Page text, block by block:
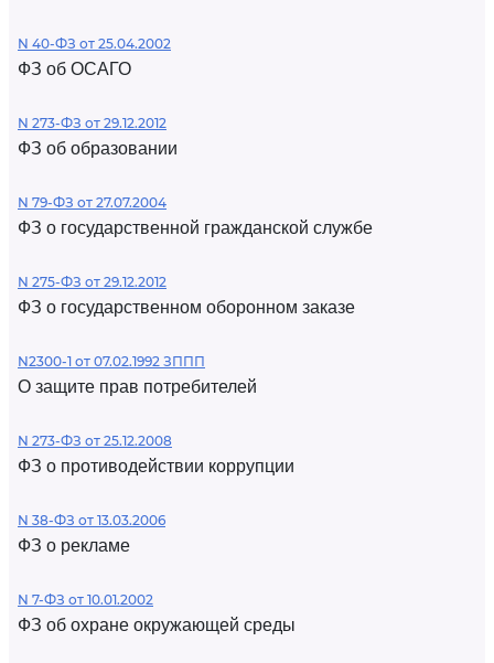
N 40-ФЗ от 25.04.2002
ФЗ об ОСАГО
N 273-ФЗ от 29.12.2012
ФЗ об образовании
N 79-ФЗ от 27.07.2004
ФЗ о государственной гражданской службе
N 275-ФЗ от 29.12.2012
ФЗ о государственном оборонном заказе
N2300-1 от 07.02.1992 ЗППП
О защите прав потребителей
N 273-ФЗ от 25.12.2008
ФЗ о противодействии коррупции
N 38-ФЗ от 13.03.2006
ФЗ о рекламе
N 7-ФЗ от 10.01.2002
ФЗ об охране окружающей среды